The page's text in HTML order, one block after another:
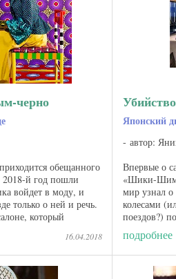
черно
обещанного
й год пошли
войдет в моду, и
только о ней и речь.
который
16.04.2018
Японский
автор:
Впервые о
«Шики-
мир узнал о
колесами
поездов?)
Ниигата ...
подробнее